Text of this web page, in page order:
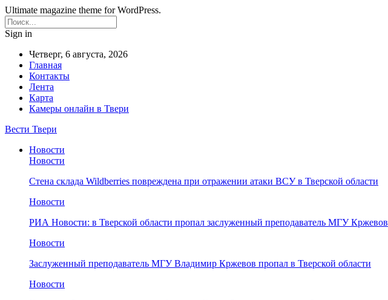
Ultimate magazine theme for WordPress.
Sign in
Четверг, 6 августа, 2026
Главная
Контакты
Лента
Карта
Камеры онлайн в Твери
Вести Твери
Новости
Новости
Стена склада Wildberries повреждена при отражении атаки ВСУ в Тверской области
Новости
РИА Новости: в Тверской области пропал заслуженный преподаватель МГУ Кржевов
Новости
Заслуженный преподаватель МГУ Владимир Кржевов пропал в Тверской области
Новости